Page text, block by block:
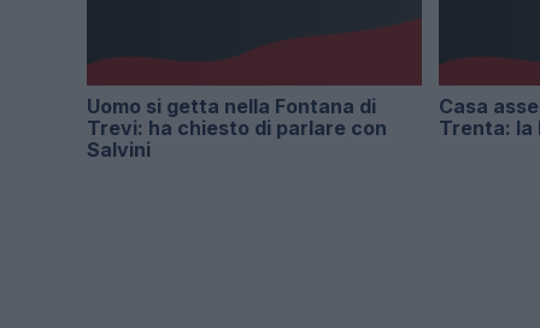
Uomo si getta nella Fontana di
Trevi: ha chiesto di parlare con
Salvini
Casa
Trenta: la